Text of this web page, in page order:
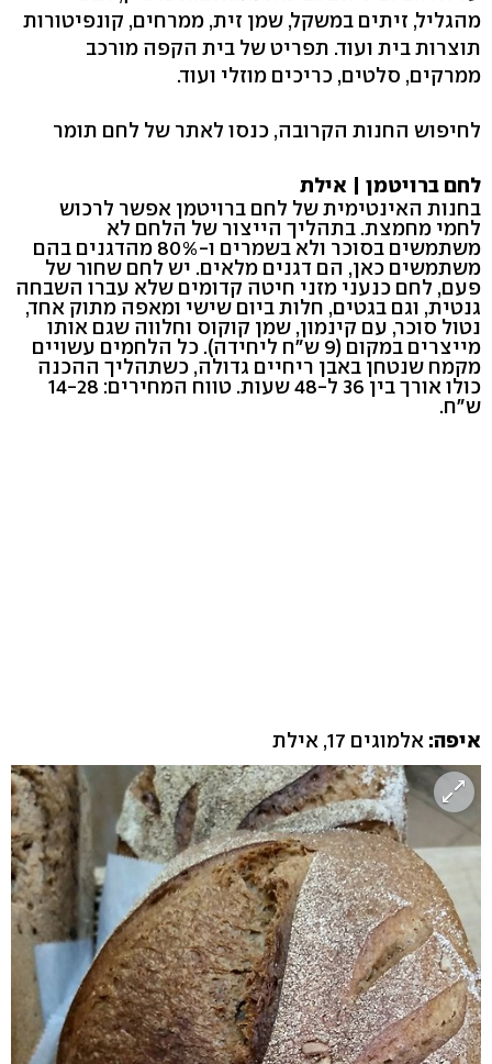
מהגליל, זיתים במשקל, שמן זית, ממרחים, קונפיטורות
תוצרות בית ועוד. תפריט של בית הקפה מורכב
ממרקים, סלטים, כריכים מוזלי ועוד.
לחיפוש החנות הקרובה, כנסו לאתר של לחם תומר
לחם ברויטמן | אילת
בחנות האינטימית של לחם ברויטמן אפשר לרכוש
לחמי מחמצת. בתהליך הייצור של הלחם לא
משתמשים בסוכר ולא בשמרים ו-80% מהדגנים בהם
משתמשים כאן, הם דגנים מלאים. יש לחם שחור של
פעם, לחם כנעני מזני חיטה קדומים שלא עברו השבחה
גנטית, וגם בגטים, חלות ביום שישי ומאפה מתוק אחד,
נטול סוכר, עם קינמון, שמן קוקוס וחלווה שגם אותו
מייצרים במקום (9 ש"ח ליחידה). כל הלחמים עשויים
מקמח שנטחן באבן ריחיים גדולה, כשתהליך ההכנה
כולו אורך בין 36 ל-48 שעות. טווח המחירים: 14-28
ש"ח.
איפה: אלמוגים 17, אילת